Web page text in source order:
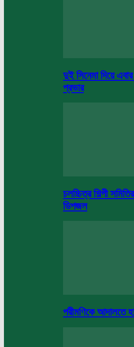
দুই সিনেমা দিয়ে
প্রভার
চলচ্চিত্র শিল্পী
ডিপজল
পরীমণিকে আদালতে